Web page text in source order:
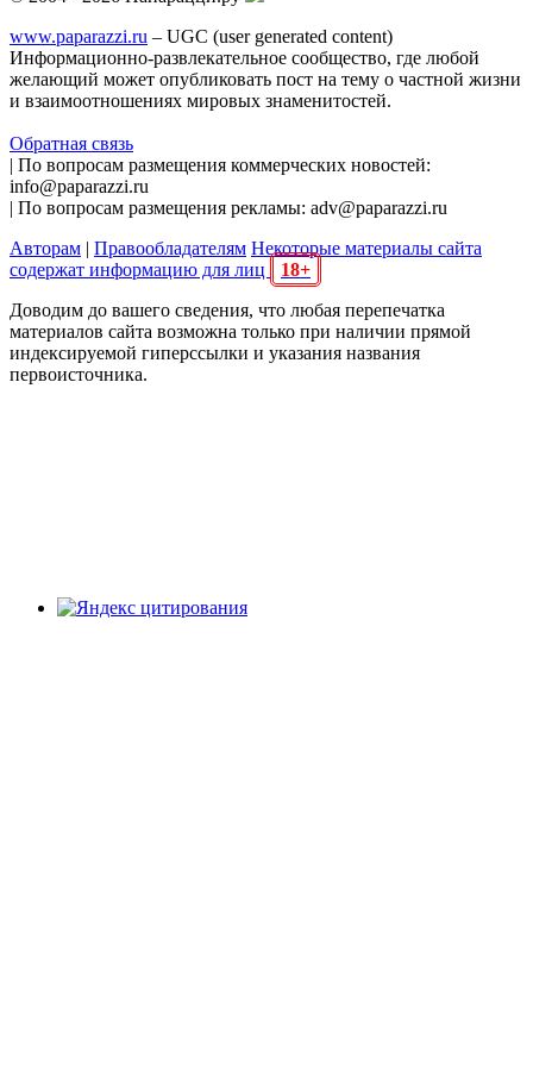
www.paparazzi.ru – UGC (user generated content)
Информационно-развлекательное сообщество, где любой
желающий может опубликовать пост на тему о частной жизни
и взаимоотношениях мировых знаменитостей.
Обратная связь
| По вопросам размещения коммерческих новостей:
info@paparazzi.ru
| По вопросам размещения рекламы: adv@paparazzi.ru
Авторам | Правообладателям Некоторые материалы сайта
содержат информацию для лиц
18+
Доводим до вашего сведения, что любая перепечатка
материалов сайта возможна только при наличии прямой
индексируемой гиперссылки и указания названия
первоисточника.